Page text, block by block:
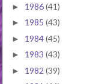
► 1986(41)
► 1985 (43)
► 1984(45)
► 1983 (43)
► 1982 (39)